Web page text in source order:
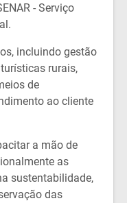
- Serviço
incluindo gestão
rurais,
de
ao cliente
a mão de
as
sustentabilidade,
das